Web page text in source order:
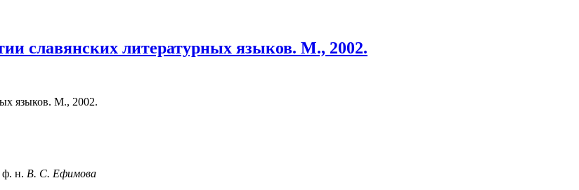
славянских литературных языков. М., 2002.
языков. М., 2002.
ф. н. В. С. Ефимова